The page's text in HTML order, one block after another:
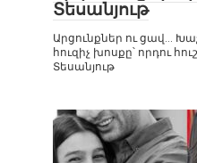
Տեսանյութ
Արցունքներ ու ցավ…
հուզիչ խոսքը՝ որդու
Տեսանյութ